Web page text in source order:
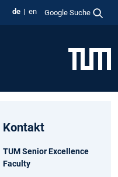
de en Google Suche
Kontakt
TUM Senior Excellence
Faculty